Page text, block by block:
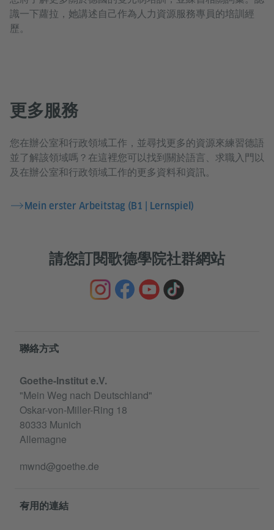
識一下蘿拉，她講述自己作為人力資源服務專員的培訓經
歷。
更多服務
您在辦公室和行政領域工作，並尋找更多的資源來練習德語
並了解該領域嗎？在這裡您可以找到關於語言、求職入門以
及在辦公室和行政領域工作的更多資料和資訊。
Mein erster Arbeitstag (B1 | Lernspiel)
請您訂閱歌德學院社群網站
Information and services
聯絡方式
Goethe-Institut e.V.
"Mein Weg nach Deutschland"
Oskar-von-Miller-Ring 18
80333 Munich
Allemagne
mwnd@goethe.de
有用的連結